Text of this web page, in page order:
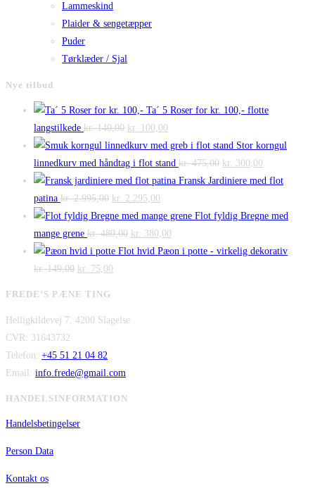
Lammeskind
Plaider & sengetæpper
Puder
Tørklæder / Sjal
Nye tilbud
Ta´ 5 Roser for kr. 100,- flotte
langstilkede kr.140,00 Den
oprindelige
pris
var:
kr. 140,00.
kr. 100,00
aktuelle
pris
er:
Stor korngul
linnedkurv med håndtag i flot stand kr.475,00 Den
oprindelige
var:
kr. 300,00
aktuelle
er:
Fransk Jardiniere med flot
patina kr.2.995,00 Den
oprindelige
pris
var:
kr. 2.995,00.
kr. 2.295,00
aktuelle
pris
er:
Flot fyldig Bregne med
mange grene kr.480,00 Den
oprindelige
kr. 380,00
aktuelle
Flot hvid Pæon i potte - virkelig dekorativ
kr.149,00 Den
var:
kr. 75,00
er:
FREDE’S PÆNE TING
Helligkildevej 7, 4200 Slagelse
CVR: 31643732
Telefon: +45 51 21 04 82
Email: info.frede@gmail.com
HANDELSINFORMATION
Handelsbetingelser
Person Data
Kontakt os